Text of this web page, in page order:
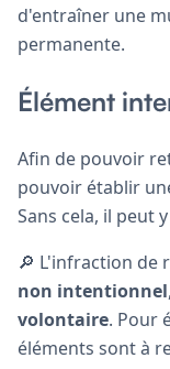
d'entraîner une
permanente.
Élément
Afin de pouvoir
pouvoir établir
Sans cela, il peut
🔎 L'infraction de
non intentionnel
volontaire. Pour
éléments sont à